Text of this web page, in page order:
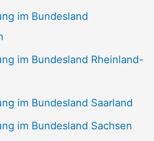
im Bundesland
im Bundesland Rheinland-
im Bundesland Saarland
im Bundesland Sachsen